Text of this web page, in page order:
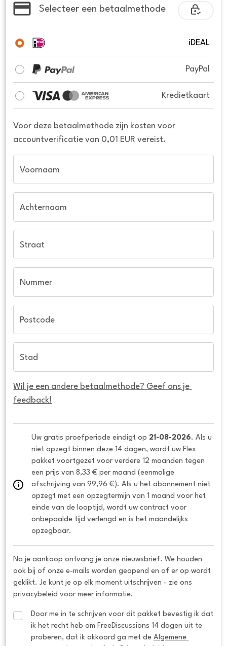
Selecteer een betaalmethode
iDEAL
PayPal
Kredietkaart
Voor deze betaalmethode zijn kosten voor
accountverificatie van 0,01 EUR vereist.
Voornaam
Achternaam
Straat
Nummer
Postcode
Stad
Wil je een andere betaalmethode? Geef ons je
feedback!
Uw gratis proefperiode eindigt op 21-08-2026. Als u
niet opzegt binnen deze 14 dagen, wordt uw Flex
pakket voortgezet voor verdere 12 maanden tegen
een prijs van 8,33 € per maand (eenmalige
afschrijving van 99,96 €). Als u het abonnement niet
opzegt met een opzegtermijn van 1 maand voor het
einde van de looptijd, wordt uw contract voor
onbepaalde tijd verlengd en is het maandelijks
opzegbaar.
Na je aankoop ontvang je onze nieuwsbrief. We houden
ook bij of onze e-mails worden geopend en of er op wordt
geklikt. Je kunt je op elk moment uitschrijven - zie ons
privacybeleid voor meer informatie.
Door me in te schrijven voor dit pakket bevestig ik dat
ik het recht heb om FreeDiscussions 14 dagen uit te
proberen, dat ik akkoord ga met de Algemene